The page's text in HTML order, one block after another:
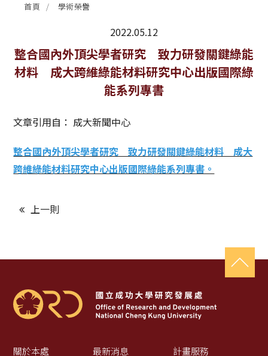
法規修訂
補助獎項
學術榮譽
首頁 學術榮譽
2022.05.12
最新消息
整合國內外頂尖學者研究 致力研發關鍵綠能
材料 成大跨維綠能材料研究中心出版國際綠
能系列專書
文章引用自： 成大新聞中心
整合國內外頂尖學者研究 致力研發關鍵綠能材料 成大
跨維綠能材料研究中心出版國際綠能系列專書。
上一則
關於本處 最新消息 計畫服務